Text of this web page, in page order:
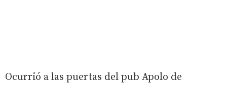
Ocurrió a las puertas del pub Apolo de